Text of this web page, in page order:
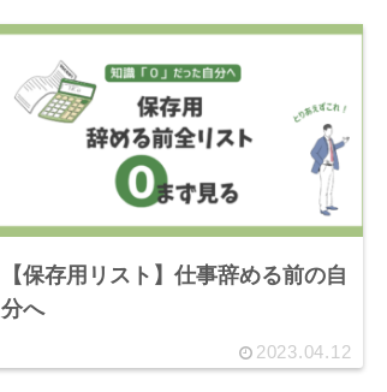
【保存用リスト】仕事辞める前の自
分へ
2023.04.12